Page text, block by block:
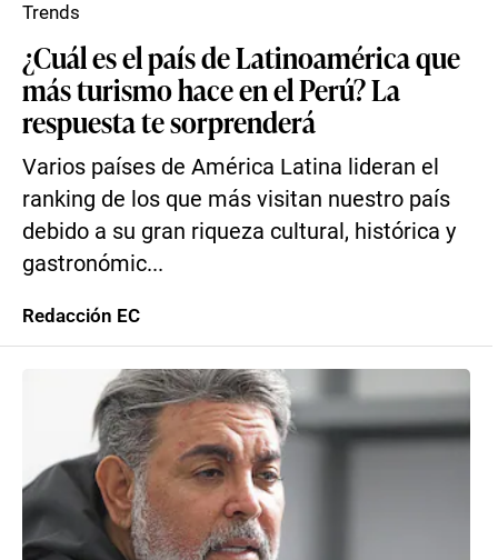
¿Cuál es el país de Latinoamérica que
más turismo hace en el Perú? La
respuesta te sorprenderá
Varios países de América Latina lideran el
ranking de los que más visitan nuestro país
debido a su gran riqueza cultural, histórica y
gastronómic...
Trends
Redacción EC